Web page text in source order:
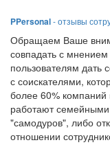
PPersonal- отзывы
Обращаем Ваше
совпадать с
пользователям дать
с соискателями,
более 60%
работают
"самодуров", либо
отношении